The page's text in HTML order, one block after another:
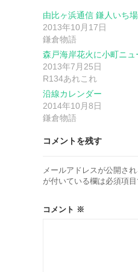
ョ
ン
由比ヶ浜通信 鎌人いち場
2013年10月17日
鎌倉物語
森戸海岸花火に小町ニュ
2013年7月25日
R134あれこれ
沿線カレンダー
2014年10月8日
鎌倉物語
コメントを残す
メールアドレスが公開さ
が付いている欄は必須項目
コメント ※